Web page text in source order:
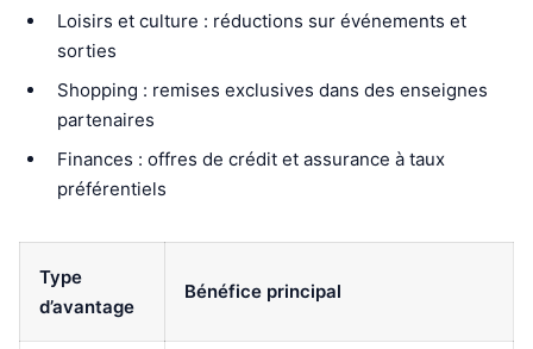
Loisirs et culture : réductions sur événements et
sorties
Shopping : remises exclusives dans des enseignes
partenaires
Finances : offres de crédit et assurance à taux
préférentiels
Type
d’avantage
Bénéfice principal